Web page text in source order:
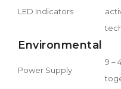
LED Indicators
Environmental
Power Supply
9 –